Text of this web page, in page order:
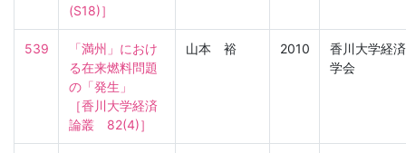
(S18)］
539
「満州」におけ
る在来燃料問題
の「発生」
［香川大学経済
論叢　82(4)］
山本 裕 2010
香川大学経済
学会